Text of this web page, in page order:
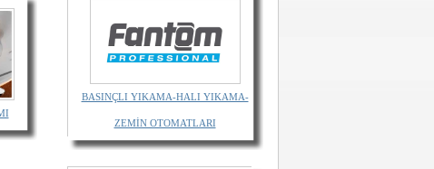
BASINÇLI YIKAMA-HALI YIKAMA-
ZEMİN OTOMATLARI